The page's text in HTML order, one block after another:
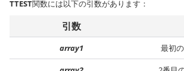
TTEST関数には以下の引数があります：
引数
array1 最初